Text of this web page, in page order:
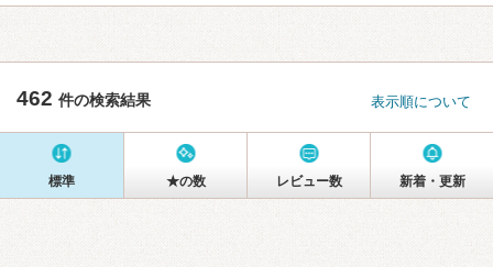
462 件の検索結果 表示順について
標準 ★の数 レビュー数 新着・更新